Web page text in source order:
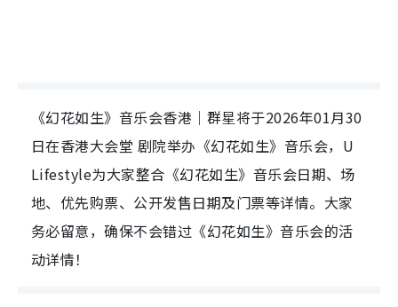
《幻花如生》音乐会香港｜群星将于2026年01月30
日在香港大会堂 剧院举办《幻花如生》音乐会，U
Lifestyle为大家整合《幻花如生》音乐会日期、场
地、优先购票、公开发售日期及门票等详情。大家
务必留意，确保不会错过《幻花如生》音乐会的活
动详情！